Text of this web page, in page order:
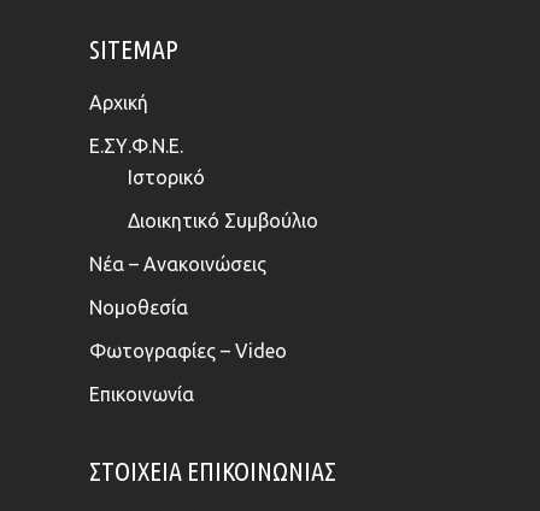
SITEMAP
Αρχική
Ε.ΣΥ.Φ.Ν.Ε.
Ιστορικό
Διοικητικό Συμβούλιο
Νέα – Ανακοινώσεις
Νομοθεσία
Φωτογραφίες – Video
Επικοινωνία
ΣΤΟΙΧΕΊΑ ΕΠΙΚΟΙΝΩΝΊΑΣ